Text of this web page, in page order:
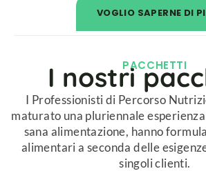
VOGLIO SAPERNE DI
PACCHETTI​
I nostri
I Professionisti di Percorso
maturato una pluriennale
sana alimentazione, hanno
alimentari a seconda delle
singoli clienti.